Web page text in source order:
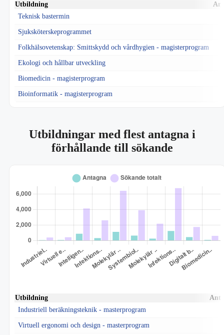
Utbildning
Teknisk bastermin
Sjuksköterskeprogrammet
Folkhälsovetenskap: Smittskydd och vårdhygien - magisterprogram
Ekologi och hållbar utveckling
Biomedicin - magisterprogram
Bioinformatik - magisterprogram
Utbildningar med flest antagna i
förhållande till sökande
Utbildning
Industriell beräkningsteknik - masterprogram
Virtuell ergonomi och design - masterprogram